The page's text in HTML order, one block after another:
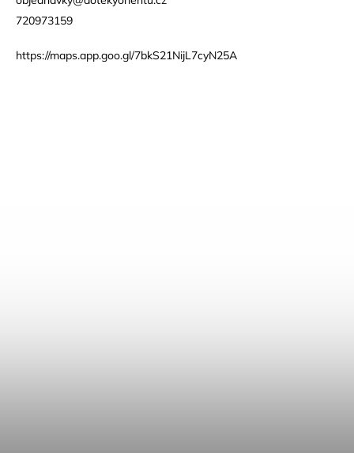
720973159
https://maps.app.goo.gl/7bkS21NijL7cyN25A